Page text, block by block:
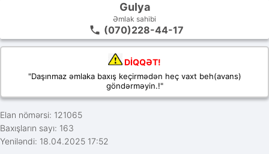
Gulya
Əmlak sahibi
(070)228-44-17
DİQQƏT!
"Daşınmaz əmlaka baxış keçirmədən heç vaxt beh(avans)
göndərməyin.!"
Elan nömərsi: 121065
Baxışların sayı: 163
Yeniləndi: 18.04.2025 17:52